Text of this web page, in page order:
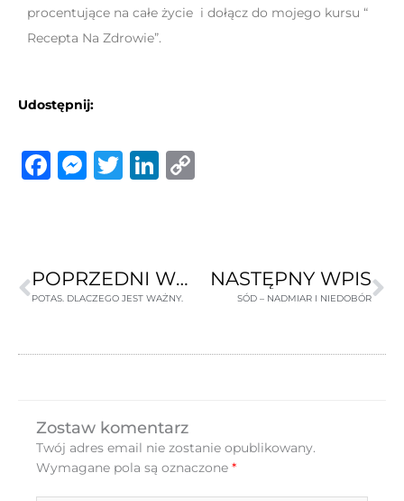
procentujące na całe życie i dołącz do mojego kursu “
Recepta Na Zdrowie”.
Udostępnij:
Facebook
Messenger
TwitterLinkedIn
POPRZEDNI WPIS
POTAS. DLACZEGO JEST WAŻNY.
NASTĘPNY WPIS
SÓD – NADMIAR I NIEDOBÓR
Zostaw komentarz
Twój adres email nie zostanie opublikowany.
Wymagane pola są oznaczone *